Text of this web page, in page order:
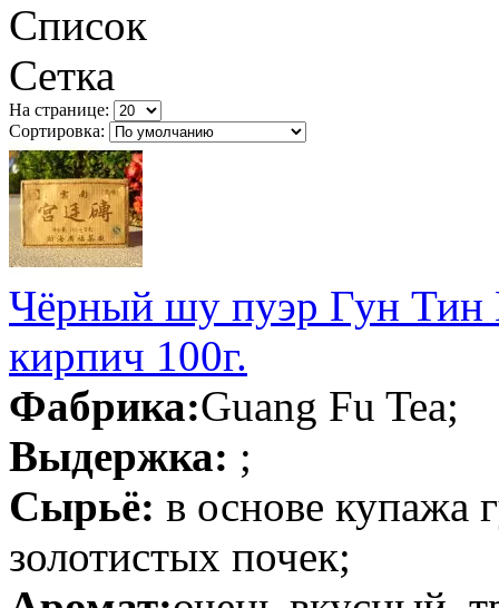
Список
Сетка
На странице:
Сортировка:
Чёрный шу пуэр Гун Тин
кирпич 100г.
Фабрика:Guang Fu Tea;
Выдержка: ;
Сырьё: в основе купажа
золотистых почек;